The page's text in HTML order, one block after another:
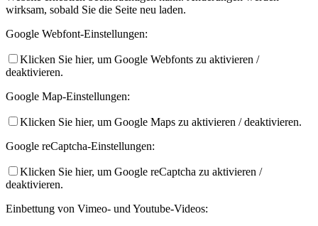
wirksam, sobald Sie die Seite neu laden.
Google Webfont-Einstellungen:
Klicken Sie hier, um Google Webfonts zu aktivieren /
deaktivieren.
Google Map-Einstellungen:
Klicken Sie hier, um Google Maps zu aktivieren / deaktivieren.
Google reCaptcha-Einstellungen:
Klicken Sie hier, um Google reCaptcha zu aktivieren /
deaktivieren.
Einbettung von Vimeo- und Youtube-Videos: